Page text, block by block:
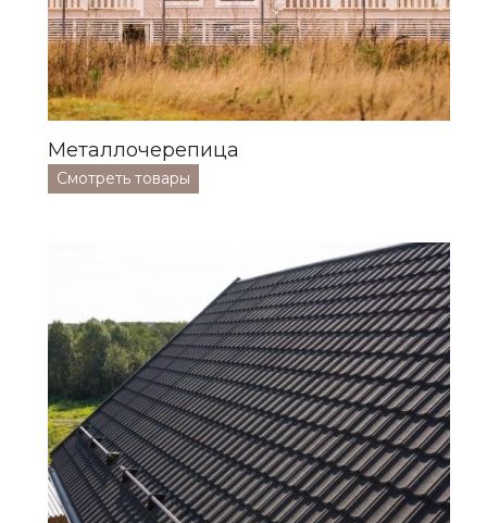
Металлочерепица
Смотреть товары